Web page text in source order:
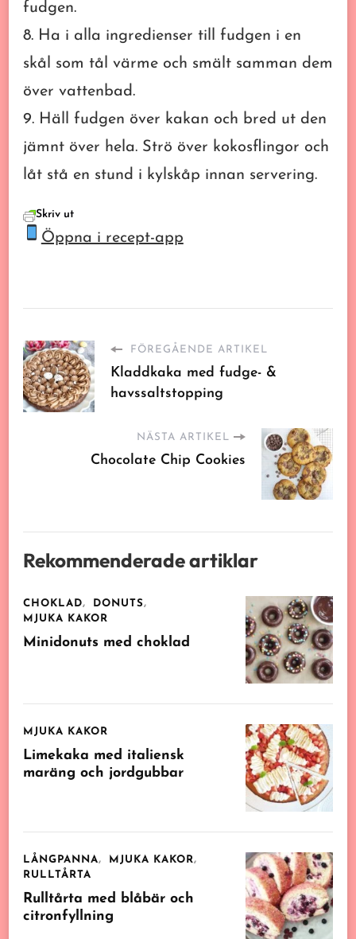
fudgen.
8. Ha i alla ingredienser till fudgen i en
skål som tål värme och smält samman dem
över vattenbad.
9. Häll fudgen över kakan och bred ut den
jämnt över hela. Strö över kokosflingor och
låt stå en stund i kylskåp innan servering.
Skriv ut
Öppna i recept-app
FÖREGÅENDE ARTIKEL
Kladdkaka med fudge- &
havssaltstopping
NÄSTA ARTIKEL
Chocolate Chip Cookies
Rekommenderade artiklar
CHOKLAD
DONUTS
MJUKA KAKOR
Minidonuts med choklad
MJUKA KAKOR
Limekaka med italiensk
maräng och jordgubbar
LÅNGPANNA
MJUKA KAKOR
RULLTÅRTA
Rulltårta med blåbär och
citronfyllning